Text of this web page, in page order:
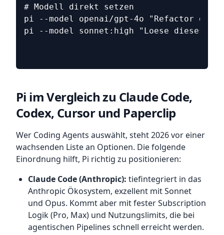
# Modell direkt setzen
pi --model openai/gpt-4o "Refactor
pi --model sonnet:high "Loese dieses
Pi im Vergleich zu Claude Code,
Codex, Cursor und Paperclip
Wer Coding Agents auswählt, steht 2026 vor einer
wachsenden Liste an Optionen. Die folgende
Einordnung hilft, Pi richtig zu positionieren:
Claude Code (Anthropic): tiefintegriert in das
Anthropic Ökosystem, exzellent mit Sonnet
und Opus. Kommt aber mit fester Subscription
Logik (Pro, Max) und Nutzungslimits, die bei
agentischen Pipelines schnell erreicht werden.